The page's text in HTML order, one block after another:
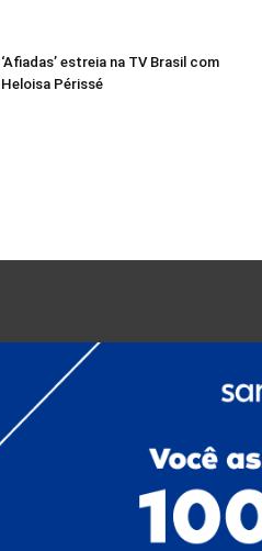
‘Afiadas’ estreia na TV Brasil com
Heloisa Périssé